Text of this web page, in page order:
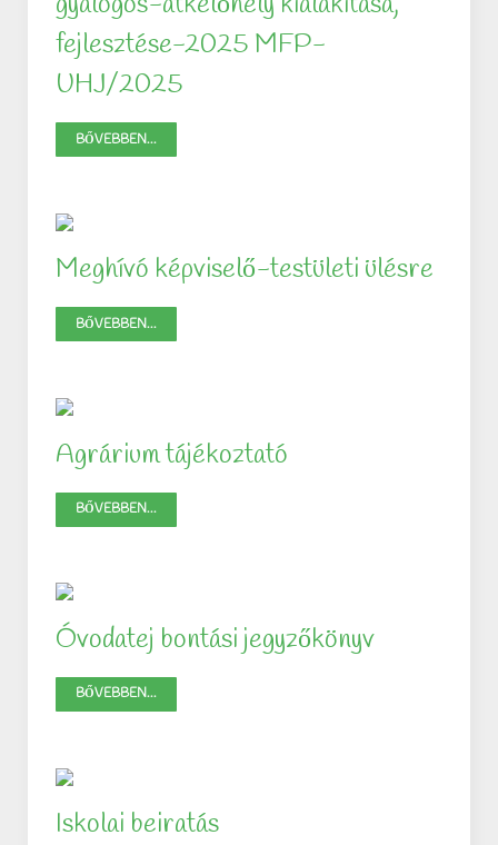
fejlesztése-2025 MFP-
UHJ/2025
BŐVEBBEN...
Meghívó képviselő-testületi ülésre
BŐVEBBEN...
Agrárium tájékoztató
BŐVEBBEN...
Óvodatej bontási jegyzőkönyv
BŐVEBBEN...
Iskolai beiratás